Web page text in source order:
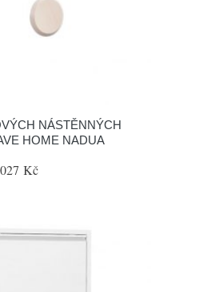
NÁSTĚNNÝCH
HOME NADUA
Kč